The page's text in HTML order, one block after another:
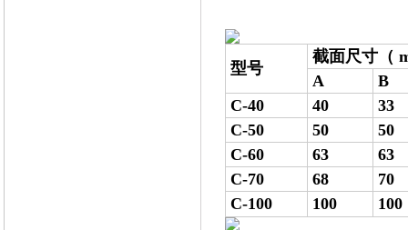
型号
截面尺寸（
A
B
C-40
40
33
C-50
50
50
C-60
63
63
C-70
68
70
C-100
100 100